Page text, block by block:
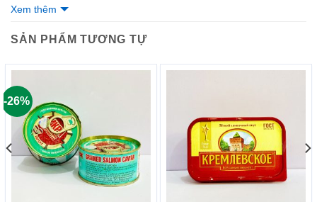
Nước xuất xứ:
Xem thêm
SẢN PHẨM TƯƠNG TỰ
-26%